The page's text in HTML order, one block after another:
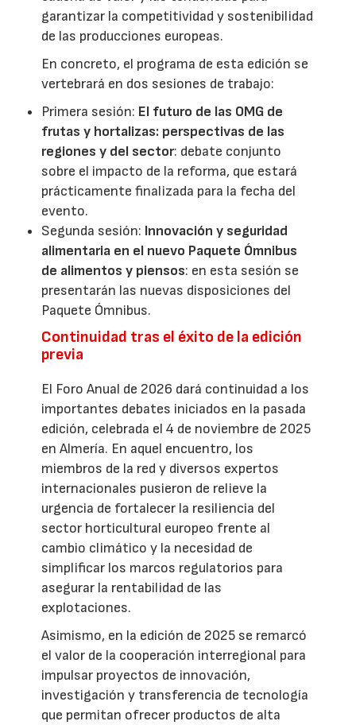
garantizar la competitividad y sostenibilidad
de las producciones europeas.
En concreto, el programa de esta edición se
vertebrará en dos sesiones de trabajo:
Primera sesión: El futuro de las OMG de
frutas y hortalizas: perspectivas de las
regiones y del sector: debate conjunto
sobre el impacto de la reforma, que estará
prácticamente finalizada para la fecha del
evento.
Segunda sesión: Innovación y seguridad
alimentaria en el nuevo Paquete Ómnibus
de alimentos y piensos: en esta sesión se
presentarán las nuevas disposiciones del
Paquete Ómnibus.
Continuidad tras el éxito de la edición
previa
El Foro Anual de 2026 dará continuidad a los
importantes debates iniciados en la pasada
edición, celebrada el 4 de noviembre de 2025
en Almería. En aquel encuentro, los
miembros de la red y diversos expertos
internacionales pusieron de relieve la
urgencia de fortalecer la resiliencia del
sector horticultural europeo frente al
cambio climático y la necesidad de
simplificar los marcos regulatorios para
asegurar la rentabilidad de las
explotaciones.
Asimismo, en la edición de 2025 se remarcó
el valor de la cooperación interregional para
impulsar proyectos de innovación,
investigación y transferencia de tecnología
que permitan ofrecer productos de alta